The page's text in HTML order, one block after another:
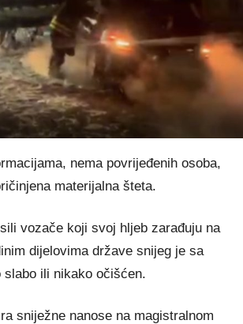
nema povrijeđenih osoba,
materijalna šteta.
vozače koji svoj hljeb zarađuju na
dijelovima države snijeg je sa
slabo ili nikako očišćen.
sniježne nanose na magistralnom